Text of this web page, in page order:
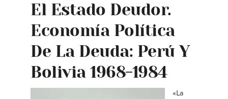
El Estado Deudor.
Economía Política
De La Deuda: Perú Y
Bolivia 1968-1984
«La